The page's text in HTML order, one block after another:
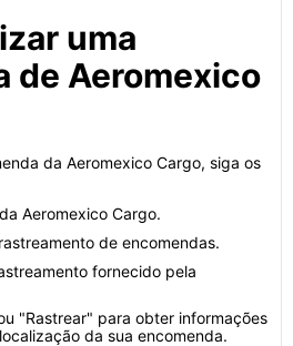
uma
de Aeromexico
da Aeromexico Cargo, siga os
Aeromexico Cargo.
de encomendas.
fornecido pela
"Rastrear" para obter informações
da sua encomenda.